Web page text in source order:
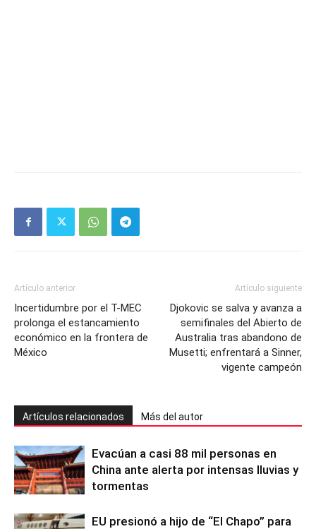
Artículo anterior
Incertidumbre por el T-MEC
prolonga el estancamiento
económico en la frontera de
México
Artículo siguiente
Djokovic se salva y avanza a
semifinales del Abierto de
Australia tras abandono de
Musetti; enfrentará a Sinner,
vigente campeón
Artículos relacionados Más del autor
Evacúan a casi 88 mil personas en
China ante alerta por intensas lluvias y
tormentas
EU presionó a hijo de “El Chapo” para